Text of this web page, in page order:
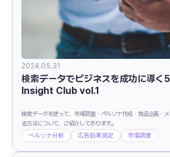
2024.05.31
検索データでビジネスを成功に導く
Insight Club vol.1
検索データを使って、市場調査・ペルソナ作成・商品企画・
る方法について、ご紹介しております。
ペルソナ分析 広告効果測定 市場調査